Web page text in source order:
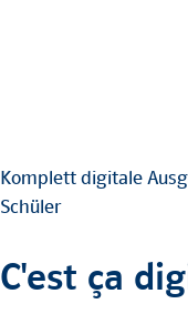
Komplett digitale
Schüler
C'est ça